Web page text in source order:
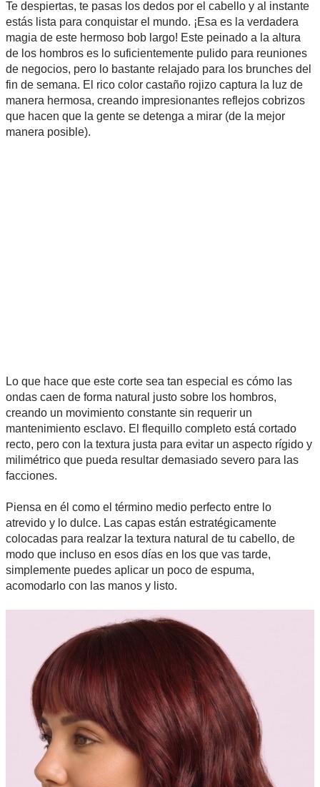
Te despiertas, te pasas los dedos por el cabello y al instante
estás lista para conquistar el mundo. ¡Esa es la verdadera
magia de este hermoso bob largo! Este peinado a la altura
de los hombros es lo suficientemente pulido para reuniones
de negocios, pero lo bastante relajado para los brunches del
fin de semana. El rico color castaño rojizo captura la luz de
manera hermosa, creando impresionantes reflejos cobrizos
que hacen que la gente se detenga a mirar (de la mejor
manera posible).
Lo que hace que este corte sea tan especial es cómo las
ondas caen de forma natural justo sobre los hombros,
creando un movimiento constante sin requerir un
mantenimiento esclavo. El flequillo completo está cortado
recto, pero con la textura justa para evitar un aspecto rígido y
milimétrico que pueda resultar demasiado severo para las
facciones.
Piensa en él como el término medio perfecto entre lo
atrevido y lo dulce. Las capas están estratégicamente
colocadas para realzar la textura natural de tu cabello, de
modo que incluso en esos días en los que vas tarde,
simplemente puedes aplicar un poco de espuma,
acomodarlo con las manos y listo.